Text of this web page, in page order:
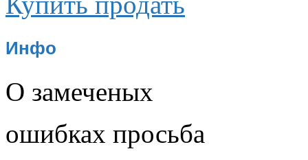
Инфо
О замеченых
ошибках просьба